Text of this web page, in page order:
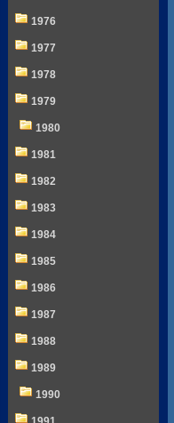
1976
1977
1978
1979
1980
1981
1982
1983
1984
1985
1986
1987
1988
1989
1990